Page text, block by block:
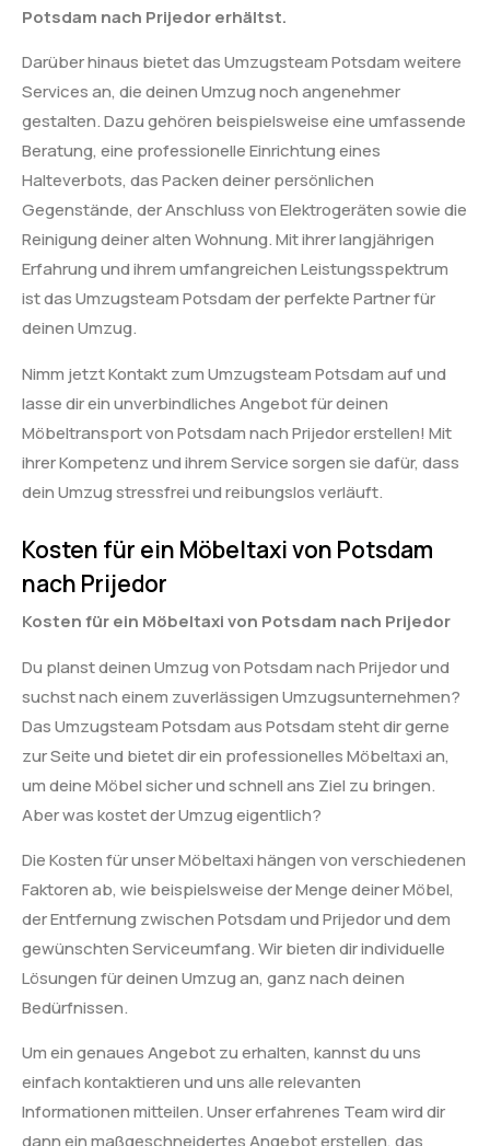
Potsdam nach Prijedor erhältst.
Darüber hinaus bietet das Umzugsteam Potsdam weitere
Services an, die deinen Umzug noch angenehmer
gestalten. Dazu gehören beispielsweise eine umfassende
Beratung, eine professionelle Einrichtung eines
Halteverbots, das Packen deiner persönlichen
Gegenstände, der Anschluss von Elektrogeräten sowie die
Reinigung deiner alten Wohnung. Mit ihrer langjährigen
Erfahrung und ihrem umfangreichen Leistungsspektrum
ist das Umzugsteam Potsdam der perfekte Partner für
deinen Umzug.
Nimm jetzt Kontakt zum Umzugsteam Potsdam auf und
lasse dir ein unverbindliches Angebot für deinen
Möbeltransport von Potsdam nach Prijedor erstellen! Mit
ihrer Kompetenz und ihrem Service sorgen sie dafür, dass
dein Umzug stressfrei und reibungslos verläuft.
Kosten für ein Möbeltaxi von Potsdam
nach Prijedor
Kosten für ein Möbeltaxi von Potsdam nach Prijedor
Du planst deinen Umzug von Potsdam nach Prijedor und
suchst nach einem zuverlässigen Umzugsunternehmen?
Das Umzugsteam Potsdam aus Potsdam steht dir gerne
zur Seite und bietet dir ein professionelles Möbeltaxi an,
um deine Möbel sicher und schnell ans Ziel zu bringen.
Aber was kostet der Umzug eigentlich?
Die Kosten für unser Möbeltaxi hängen von verschiedenen
Faktoren ab, wie beispielsweise der Menge deiner Möbel,
der Entfernung zwischen Potsdam und Prijedor und dem
gewünschten Serviceumfang. Wir bieten dir individuelle
Lösungen für deinen Umzug an, ganz nach deinen
Bedürfnissen.
Um ein genaues Angebot zu erhalten, kannst du uns
einfach kontaktieren und uns alle relevanten
Informationen mitteilen. Unser erfahrenes Team wird dir
dann ein maßgeschneidertes Angebot erstellen, das